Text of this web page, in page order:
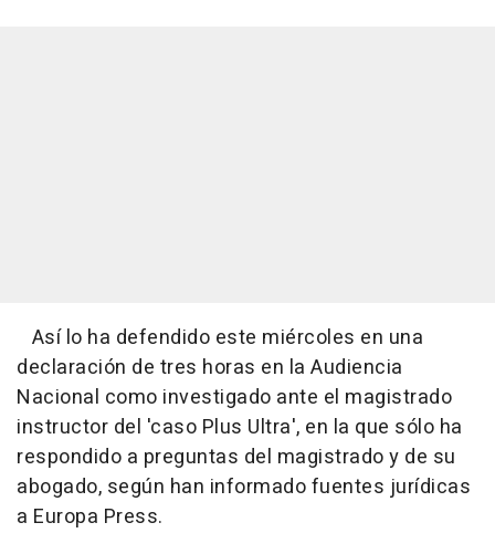
Así lo ha defendido este miércoles en una
declaración de tres horas en la Audiencia
Nacional como investigado ante el magistrado
instructor del 'caso Plus Ultra', en la que sólo ha
respondido a preguntas del magistrado y de su
abogado, según han informado fuentes jurídicas
a Europa Press.